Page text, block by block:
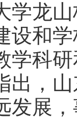
学龙
设和
学科
出，
发展